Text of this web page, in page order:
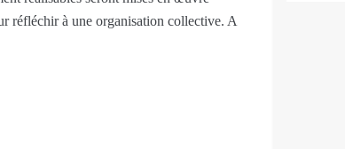
réfléchir à une organisation collective. A